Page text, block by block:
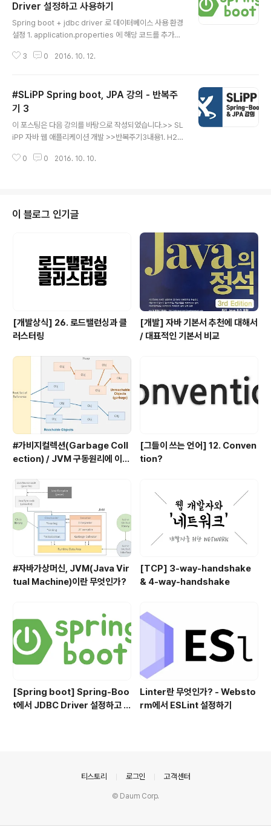
클라이언트에서 데이터가 서버의 컨트롤러에 날라가고(프
런트 컨트롤러의 역할), 컨트롤러는 모델에게 그 데이터를
전달하여 데이터베이스에 저장(페이지 컨트롤러의 역할)한
다. 그리고 컨트롤러는 데이터의 변경사항을 반영하여 HT
ML 전체를 다시 구성(뷰의 역할)한 다음에 클라이언트에
Driver 설정하고 사용하기
Spring boot + jdbc driver 로 데이터베이스 사용 환경
설정 1. application.properties 에 해당 코드를 추가한
gBootJdbcspring.datasource.url=jdbc:mysql://l
ng.datasource.password=(****)spring.datasou
rce.dirverClassName=com.mysql.jdbc.DriverC
olored by Color Scriptercs 해당하는 Database를
dbproject라는 자리에 적..
3 0 2016. 10. 12.
#SLiPP Spring boot, JPA 강의 - 반복주
기 3
이 포스팅은 다음 강의를 바탕으로 작성되었습니다.>> SL
iPP 자바 웹 애플리케이션 개발 >>반복주기3내용1. H2
하기 3. HTML, URL Refactoring 4. 개인정보 수정 기
한 설명은 다음 포스팅을 참고하길 바란다. >> ORM에 대
한 포스팅 >> H2 데이터베이스는 별도의 설치가 필요하
지 않다. 데이터베이스 실습을 위해 mysql을 설치해본 사
람이라면 데이터베이스를 별도의 설치과정 없이 사용할 수
있다는 장점이 얼마나 큰 것인지를 알 수 있을 것이다...
0 0 2016. 10. 10.
이 블로그 인기글
[개발상식] 26. 로드밸런싱과 클
러스터링
[개발] 자바 기본서 추천에 대해서
/ 대표적인 기본서 비교
#가비지컬렉션(Garbage Coll
ection) / JVM 구동원리에 이어
[그들이 쓰는 언어] 12. Conven
tion?
#자바가상머신, JVM(Java Vir
tual Machine)이란 무엇인가?
[TCP] 3-way-handshake
& 4-way-handshake
[Spring boot] Spring-Boo
t에서 JDBC Driver 설정하고 사
Linter란 무엇인가? - Websto
rm에서 ESLint 설정하기
티스토리 로그인 고객센터
© Daum Corp.